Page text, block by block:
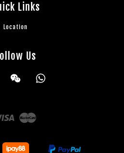
Links
Location
Us
Facebook Wechat
Visa